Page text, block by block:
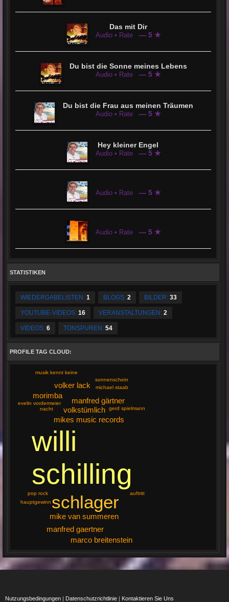
Das mit Dir
Audio • Rate — 5 ★
Du bist die Sonne meines Lebens
Audio • Rate — 5 ★
Du bist die Frau aus meinen Träumen
Audio • Rate — 5 ★
Hey kleiner Engel
Audio • Rate — 5 ★
Audio • Rate — 5 ★
Audio • Rate — 5 ★
STATISTIKEN
WIEDERGABELISTEN: 1 BLOGS: 2 BILDER: 33
YOUTUBE-VIDEOS: 16 VERANSTALTUNGEN: 2
VIDEOS: 6 TONSPUREN: 54
PROFILE TAG CLOUD:
willi
schilling
schlager
mikes music records
volkstümlich
manfred gärtner
mike van summeren
manfred gaertner
volker lack
morimba
marco breitenstein
nacht gerd spielmann
hauptgewinn
evelin vordermeier
musik kennt keine
sonnenschein
pop rock auftritt
michael staab
Nutzungsbedingungen | Datenschutzrichtlinie | Kontaktieren Sie Uns